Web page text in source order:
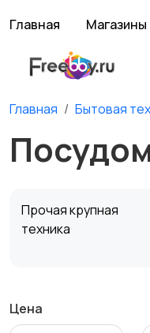
Главная Магазины
Главная Бытовая
Прочая крупная
техника
Цена